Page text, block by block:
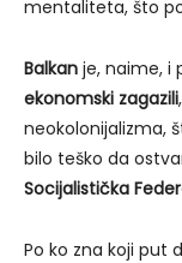
mentaliteta, što
Balkan je, naime, i
ekonomski zagazili
neokolonijalizma,
bilo teško da
Socijalistička
Po ko zna koji put